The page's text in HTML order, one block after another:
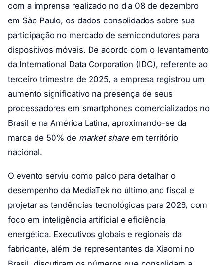
com a imprensa realizado no dia 08 de dezembro
em São Paulo, os dados consolidados sobre sua
participação no mercado de semicondutores para
dispositivos móveis. De acordo com o levantamento
da International Data Corporation (IDC), referente ao
terceiro trimestre de 2025, a empresa registrou um
aumento significativo na presença de seus
processadores em smartphones comercializados no
Brasil e na América Latina, aproximando-se da
marca de 50% de market shareem território
nacional.
O evento serviu como palco para detalhar o
desempenho da MediaTek no último ano fiscal e
projetar as tendências tecnológicas para 2026, com
foco em inteligência artificial e eficiência
energética. Executivos globais e regionais da
fabricante, além de representantes da Xiaomi no